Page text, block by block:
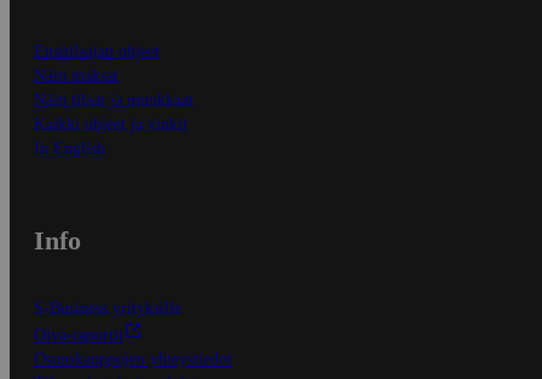
Ensitilaajan ohjeet
Näin maksat
Näin tilaat ja muokkaat
Kaikki ohjeet ja vinkit
In English
Info
S-Business yrityksille
Oiva-raportit
Osuuskauppojen yhteystiedot